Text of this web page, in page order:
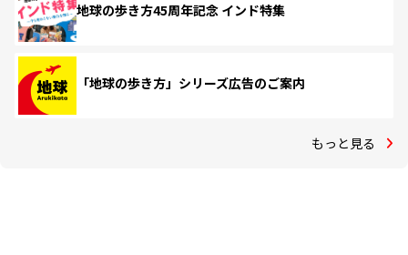
地球の歩き方45周年記念 インド特集
「地球の歩き方」シリーズ広告のご案内
もっと見る